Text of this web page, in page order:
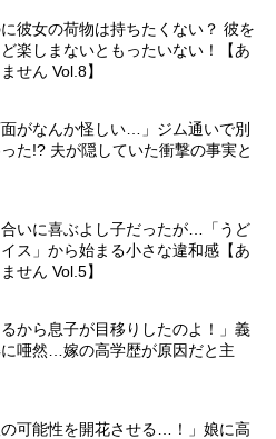
彼女の荷物は持ちたくない？ 彼を
楽しまないともったいない！【あ
せん Vol.8】
面がなんか怪しい…」ジム通いで別
た!? 夫が隠していた衝撃の事実と
いに喜ぶよし子だったが…「うど
ス」から始まる小さな違和感【あ
せん Vol.5】
るから息子が目移りしたのよ！」義
唖然…嫁の高学歴が原因だと主
の可能性を開花させる…！」娘に高